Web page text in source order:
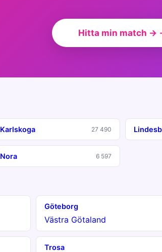
Hitta min match →
Karlskoga 27 490
Nora 6 597
Göteborg
Västra Götaland
Trosa